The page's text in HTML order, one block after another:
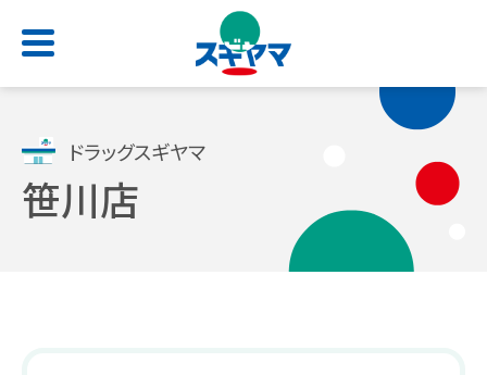
店舗検索
ドラッグスギヤマ
笹川店